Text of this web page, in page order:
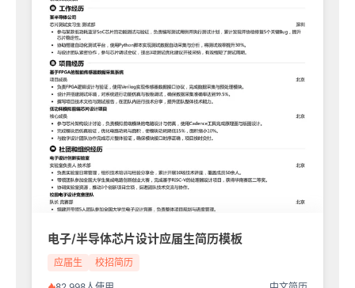
电子/半导体芯片设计应届生简历模板
应届生 校招简历